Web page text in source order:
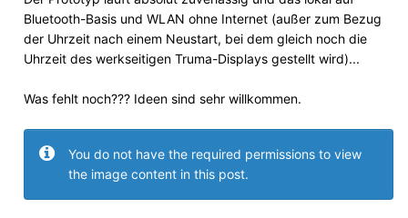
Bluetooth-Basis und WLAN ohne Internet (außer zum Bezug
der Uhrzeit nach einem Neustart, bei dem gleich noch die
Uhrzeit des werkseitigen Truma-Displays gestellt wird)...
Was fehlt noch??? Ideen sind sehr willkommen.
You do not have the required permissions to view
the image content in this post.